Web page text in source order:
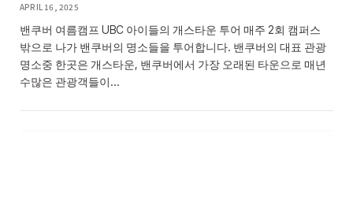
APRIL 16, 2025
밴쿠버 여름캠프 UBC 아이들의 개스타운 투어 매주 2회 캠퍼스
밖으로 나가 밴쿠버의 명소들을 투어합니다. 밴쿠버의 대표 관광
명소중 한곳은 개스타운, 밴쿠버에서 가장 오래된 타운으로 매년
수많은 관광객들이…